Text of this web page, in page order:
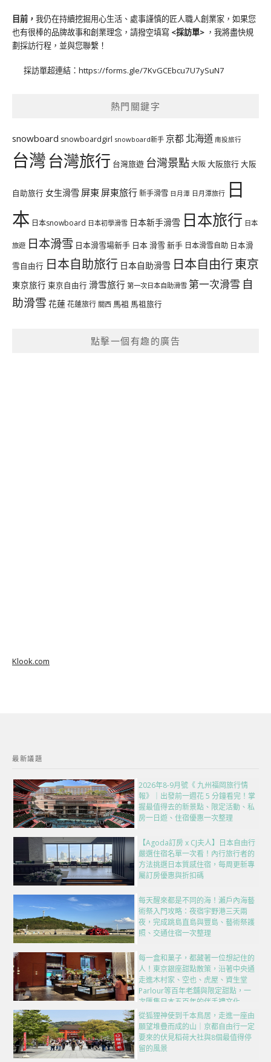
目前， 我仍在持續挖掘用心生活、處事謹慎的匠人職人創業家，如果您
也有很棒的品牌故事和創業理念，請撥空填寫 <採訪單> ，我將盡快規
劃採訪行程，並與您聯繫！
採訪單超連結： https://forms.gle/7KvGCEbcu7U7ySuN7
熱門關鍵字
snowboard snowboardgirl snowboard新手 京都 北海道 南投旅行
台灣台灣旅行 台灣旅遊 台灣景點大阪大阪旅行大阪
自助旅行 女生滑雪 屏東 屏東旅行新手滑雪 日月潭 日月潭旅行 日
本 日本snowboard 日本初學滑雪 日本新手滑雪 日本旅行 日本
旅遊 日本滑雪 日本滑雪場新手 日本 滑雪 新手 日本滑雪自助 日本滑
雪自由行 日本自助旅行 日本自助滑雪 日本自由行東京
東京旅行 東京自由行 滑雪旅行 第一次日本自助滑雪 第一次滑雪 自
助滑雪 花蓮花蓮旅行 關西 馬祖 馬祖旅行
點擊一個有趣的廣告
Klook.com
最新議題
2026年8-9月號《 九州福岡旅行情
報》｜出發前一週花 5 分鐘看完！掌
握最值得去的新景點、限定活動、私
房一日遊、住宿優惠一次整理
【Agoda訂房 x CJ夫人】日本自由行
嚴選住宿名單一次看！內行旅行者的
方法挑選日本質感住宿，每周更新專
屬訂房優惠與折扣碼
每天醒來都是不同的海！瀨戶內海藝
術祭入門攻略：夜宿宇野港三天兩
夜，完成跳島直島與豐島、藝術祭護
照、交通住宿一次整理
每一盒和菓子，都藏著一位想記住的
人！東京銀座甜點散策，沿著中央通
走進木村家、空也、虎屋、資生堂
Parlour等百年老舖與限定甜點，一
次匯集日本五百年的伴手禮文化
從狐狸神使到千本鳥居，走進一座由
願望堆疊而成的山｜京都自由行一定
要來的伏見稻荷大社與8個最值得停
留的風景